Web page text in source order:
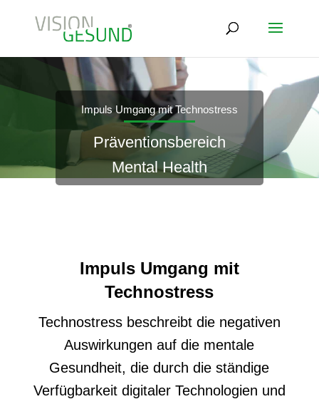
Impuls Umgang mit Technostress
Präventionsbereich
Mental Health
Impuls Umgang mit
Technostress
Technostress beschreibt die negativen
Auswirkungen auf die mentale
Gesundheit, die durch die ständige
Verfügbarkeit digitaler Technologien und